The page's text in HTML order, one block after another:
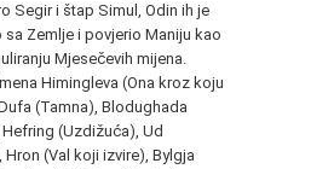
Segir i štap Simul, Odin ih je
sa Zemlje i povjerio Maniju kao
Mjesečevih mijena.
Himingleva (Ona kroz koju
(Tamna), Blodughada
(Uzdižuća), Ud
Hron (Val koji izvire), Bylgja